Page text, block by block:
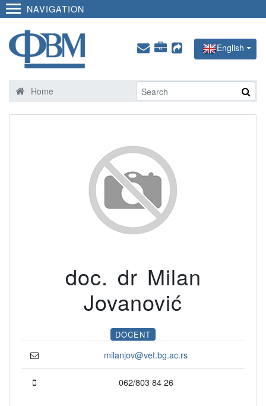
NAVIGATION
English
Home
doc. dr Milan
Jovanović
DOCENT
milanjov@vet.bg.ac.rs
062/803 84 26